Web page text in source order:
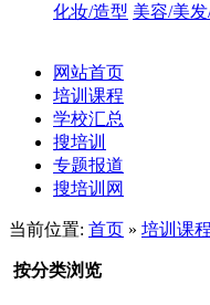
化妆/造型 美容/美
网站首页
培训课程
学校汇总
搜培训
专题报道
搜培训网
当前位置: 首页 » 培训课程
按分类浏览